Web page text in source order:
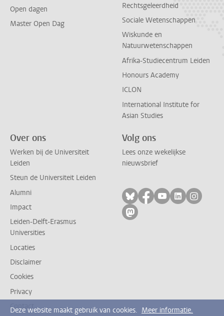
Open dagen
Master Open Dag
Rechtsgeleerdheid
Sociale Wetenschappen
Wiskunde en
Natuurwetenschappen
Afrika-Studiecentrum Leiden
Honours Academy
ICLON
International Institute for
Asian Studies
Over ons
Werken bij de Universiteit
Leiden
Steun de Universiteit Leiden
Alumni
Impact
Leiden-Delft-Erasmus
Universities
Locaties
Disclaimer
Cookies
Privacy
Contact
Volg ons
Lees onze wekelijkse
nieuwsbrief
Volg ons op bluesky
Volg ons op
Volg ons op
Volg ons
Volg
Volg ons op mastodon
Deze website maakt gebruik van cookies. Meer informatie.